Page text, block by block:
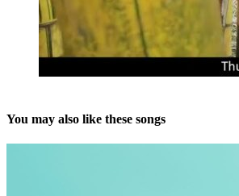
You may also like these songs